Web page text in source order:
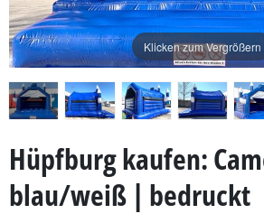
Hüpfburg kaufen:
blau/weiß | bedruckt
Klicken zum Vergrößern